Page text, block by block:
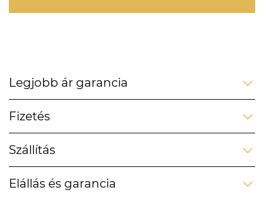
Legjobb ár garancia
Fizetés
Szállítás
Elállás és garancia